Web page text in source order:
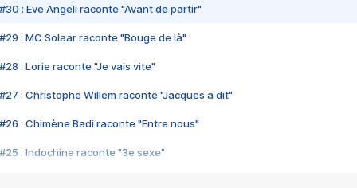
#30 : Eve Angeli raconte "Avant de partir"
#29 : MC Solaar raconte "Bouge de là"
#28 : Lorie raconte "Je vais vite"
#27 : Christophe Willem raconte "Jacques a dit"
#26 : Chimène Badi raconte "Entre nous"
#25 : Indochine raconte "3e sexe"